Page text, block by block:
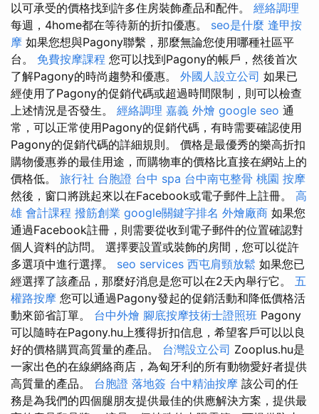
以可承受的價格找到許多住房裝飾產品和配件。 經絡調理
每週，4home都在等待新的折扣優惠。 seo是什麼 逢甲按
摩 如果您想與Pagony聯繫，那麼無論您使用哪種社區平
台。 免費按摩課程 您可以找到Pagony的帳戶，然後首次
了解Pagony的時尚趨勢和優惠。 外國人設立公司 如果已
經使用了Pagony的促銷代碼或超過時間限制，則可以檢查
上述情況是否發生。 經絡調理 嘉義 外燴 google seo 通
常，可以正常使用Pagony的促銷代碼，有時需要確認使用
Pagony的促銷代碼的詳細規則。 價格是最優秀的樂高折扣
購物優惠券的最佳用途，而購物車的價格比直接在網站上的
價格低。 旅行社 台胞證 台中 spa 台中南屯整骨 桃園 按摩
然後，窗口將跳起來以在Facebook或電子郵件上註冊。 高
雄 會計課程 撥筋創業 google關鍵字排名 外燴廠商 如果您
通過Facebook註冊，則需要從收到電子郵件的位置確認對
個人資料的訪問。 選擇要設置或裝飾的房間，您可以從許
多選項中進行選擇。 seo services 西屯肩頸放鬆 如果您已
經選擇了該產品，那麼好消息是您可以在2天內舉行它。 五
權路按摩 您可以通過Pagony發起的促銷活動和降低價格活
動來節省訂單。 台中外燴 腳底按摩技術士證照班 Pagony
可以隨時在Pagony.hu上獲得折扣信息，希望客戶可以以良
好的價格購買高質量的產品。 台灣設立公司 Zooplus.hu是
一家出色的在線網絡商店，為匈牙利的所有動物愛好者提供
高質量的產品。 台胞證 落地簽 台中精油按摩 該公司的任
務是為我們的四個腿朋友提供最佳的供應解決方案，提供最